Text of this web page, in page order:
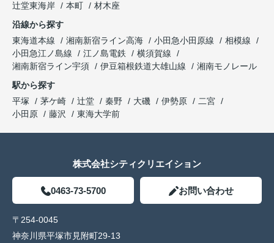
辻堂東海岸
本町
材木座
沿線から探す
東海道本線
湘南新宿ライン高海 小田急小田原線
相模線
小田急江ノ島線
江ノ島電鉄
横須賀線
湘南新宿ライン宇須
伊豆箱根鉄道大雄山線
湘南モノレール
駅から探す
平塚
茅ケ崎 辻堂 秦野 大磯 伊勢原
二宮
小田原
藤沢 東海大学前
株式会社シティクリエイション
0463-73-5700 お問い合わせ
〒254-0045
神奈川県平塚市見附町29-13